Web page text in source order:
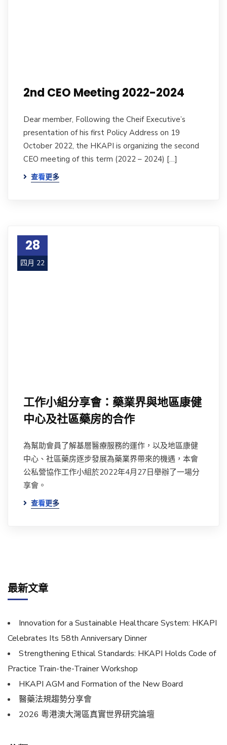
2nd CEO Meeting 2022-2024
Dear member, Following the Cheif Executive’s
presentation of his first Policy Address on 19
October 2022, the HKAPI is organizing the second
CEO meeting of this term (2022 – 2024) […]
查看更多
28
四月 22
工作小組分享會：藥業界與地區康健
中心及社區藥房的合作
為幫助會員了解基層醫療服務的運作，以及地區康健
中心、社區藥房逐步發展為藥業界帶來的機遇，本會
公私營協作工作小組於2022年4月27日舉辦了一場分
享會。
查看更多
最新文章
Innovation for a Sustainable Healthcare System: HKAPI
Celebrates Its 58th Anniversary Dinner
Strengthening Ethical Standards: HKAPI Holds Code of
Practice Train-the-Trainer Workshop
HKAPI AGM and Formation of the New Board
醫藥法規趨勢分享會
2026 粵港澳大灣區真實世界研究論壇